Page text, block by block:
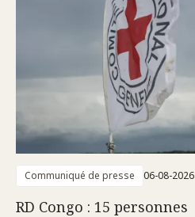
Communiqué de presse 06-08-2026
RD Congo : 15 personnes